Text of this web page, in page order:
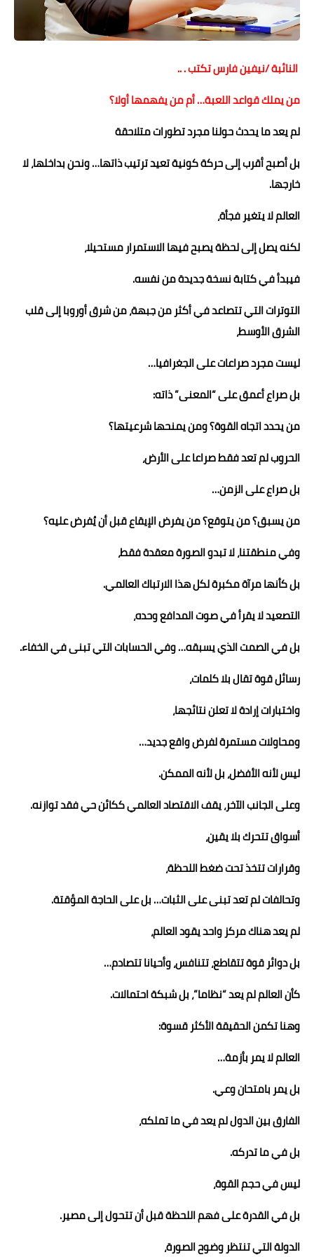
حوادث وقضايا
فن المطبخ
مقالات
النائبة /نيفين فارس تكتب . ..
من يملك قواعد اللعبة… أم من يفهمها أولا؟
لم يعد ما يحدث حولنا مجرد تطورات متلاحقة
بل أصبح أقرب إلى حركة كونية تعيد ترتيب ذاتها… ونحن بداخلها، لا
خارجها.
العالم لا يتغير فجأة،
لكنه يصل إلى لحظة يصبح فيها الاستمرار مستحيلا،
فيبدأ في كتابة نسخة جديدة من نفسه.
التوترات التي تتصاعد في أكثر من جبهة، من شرق أوروبا إلى قلب
الشرق الأوسط،
ليست مجرد صراعات على الجغرافيا…
بل صراع أعمق على “المعنى” ذاته:
من يحدد اتجاه القوة؟ ومن يمنحها شرعيتها؟
الحروب لم تعد فقط صراعا على الأرض،
بل صراع على الزمن…
من يسبق؟ من يتوقع؟ من يفرض الإيقاع قبل أن يُفرض عليه؟
وفي منطقتنا، لا تبدو الصورة معقدة فقط،
بل كأنها مرآة مكبرة لكل هذا الارتباك العالمي.
التصعيد لا يقرأ في صوت المدافع وحده،
بل في الصمت الذي يسبقه… وفي الحسابات التي تبنى في الخفاء.
رسائل قوة تقال بلا كلمات،
واختبارات إرادة لا تعلن نتائجها،
ومحاولات مستمرة لفرض واقع جديد…
ليس لأنه الأفضل، بل لأنه الممكن.
وعلى الجانب الآخر، يقف الاقتصاد العالمي ككائن حي فقد توازنه.
أسواق تتحرك بلا يقين،
وقرارات تتخذ تحت ضغط اللحظة،
وتحالفات لم تعد تبنى على الثبات… بل على الحاجة المؤقتة.
لم يعد هناك مركز واحد يقود العالم،
بل دوائر قوة تتقاطع، تتنافس، وأحيانا تتصادم…
كأن العالم لم يعد “نظاما”، بل شبكة احتمالات.
وهنا تكمن الحقيقة الأكثر قسوة:
العالم لا يمر بأزمة…
بل يمر بامتحان وعي.
الفارق بين الدول لم يعد في ما تملكه،
بل في ما تدركه.
ليس في حجم القوة،
بل في القدرة على فهم اللحظة قبل أن تتحول إلى مصير.
الدولة التي تنتظر وضوح الصورة،